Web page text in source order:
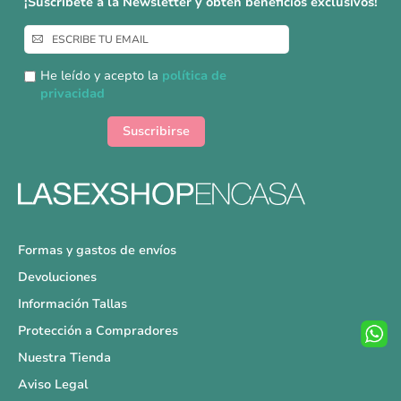
Inscríbase
a
nuestro
boletín
He leído y acepto la política de
privacidad
Suscribirse
Formas y gastos de envíos
Devoluciones
Información Tallas
Protección a Compradores
Nuestra Tienda
Aviso Legal